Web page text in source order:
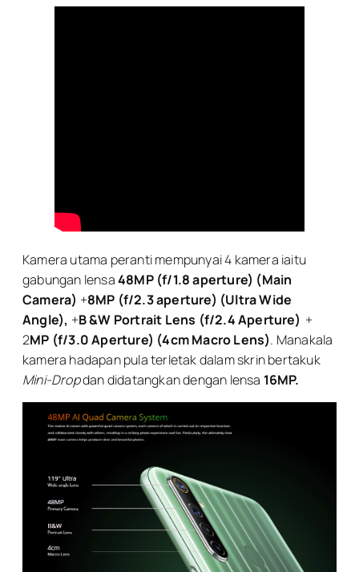
Kamera utama peranti mempunyai 4 kamera iaitu
gabungan lensa48MP (f/1.8 aperture) (Main
Camera) +8MP (f/2.3 aperture) (Ultra Wide
Angle), +B &W Portrait Lens (f/2.4 Aperture) +
2MP (f/3.0 Aperture) (4cm Macro Lens). Manakala
kamera hadapan pula terletak dalam skrin bertakuk
Mini-Dropdan didatangkan dengan lensa 16MP.